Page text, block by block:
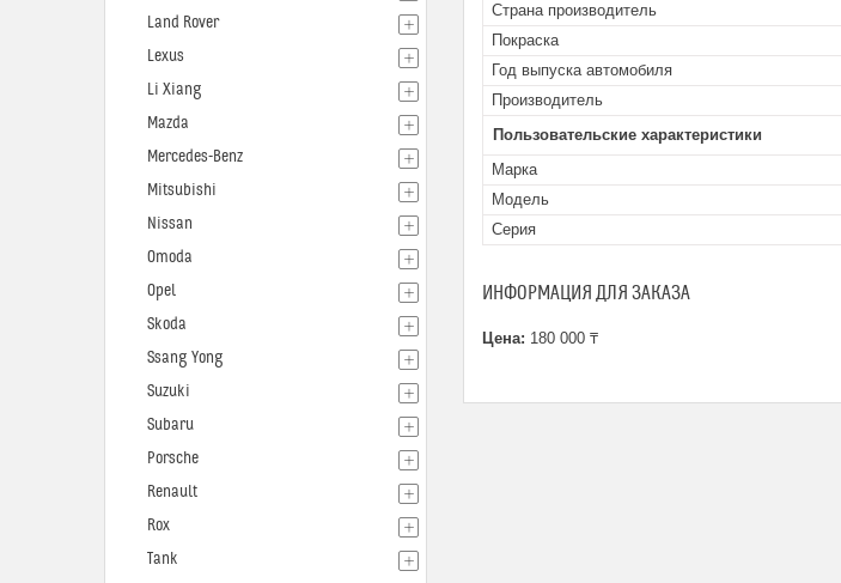
Страна производитель
Покраска
Год выпуска автомобиля
Производитель
Пользовательские характеристики
Марка
Модель
Серия
ИНФОРМАЦИЯ ДЛЯ ЗАКАЗА
Цена: 180 000 ₸
Land Rover
Lexus
Li Xiang
Mazda
Mercedes-Benz
Mitsubishi
Nissan
Omoda
Opel
Skoda
Ssang Yong
Suzuki
Subaru
Porsche
Renault
Rox
Tank